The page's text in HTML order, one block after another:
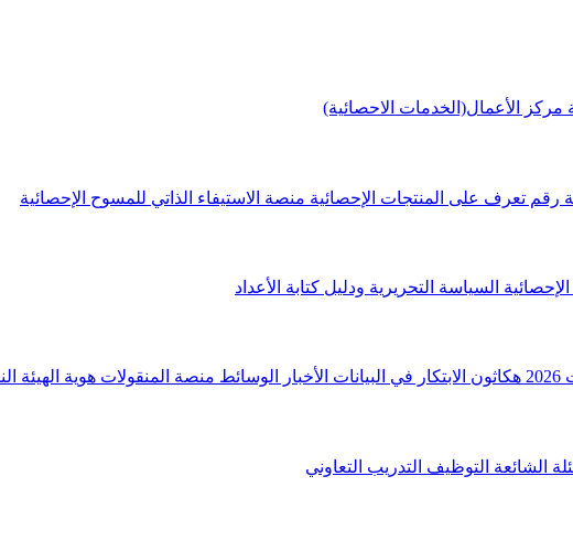
مركز الأعمال(الخدمات الاحصائية)
رقم تعرف على المنتجات الإحصائية منصة الاستيفاء الذاتي للمسوح الإحصائية
السياسة التحريرية ودليل كتابة الأعداد
هكاثون الابتكار في البيانات الأخبار الوسائط منصة المنقولات هوية الهيئة
الشائعة التوظيف التدريب التعاوني